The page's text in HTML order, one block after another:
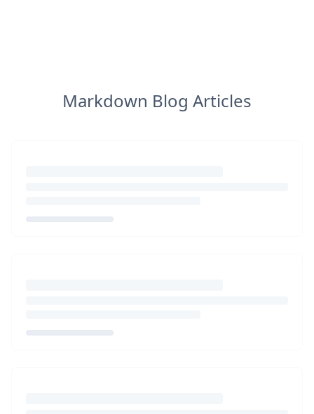
Markdown Blog Articles